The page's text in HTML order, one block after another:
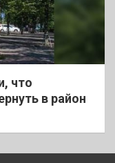
что
в район